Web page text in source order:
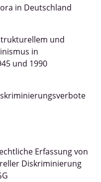
in Deutschland
und
in
und 1990
Erfassung von
Diskriminierung